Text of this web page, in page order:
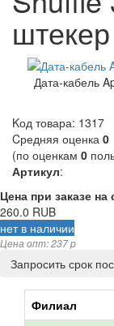
штекер
Дата-кабель
Kод товара: 1317
Cредняя оценка 0
(по оценкам 0
Артикул:
Цена при заказе на
260.0 RUB
нет в наличии
Цена опт: 237 p
Запросить срок
Филиал